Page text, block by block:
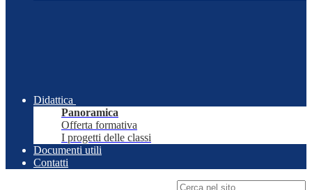
Didattica
Panoramica
Offerta formativa
I progetti delle classi
Documenti utili
Contatti